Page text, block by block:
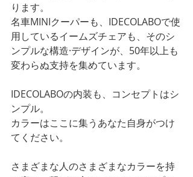
ります。
名車MINIクーパーも、IDECOLABOで使
用しているイームズチェアも、そのシ
ンプルな構造·デザインが、50年以上も
変わらぬ支持を集めています。
IDECOLABOの内装も、コンセプトはシ
ンプル。
カラーはここに集うあなた自身がつけ
てください。
さまざまな人のさまざまなカラーを持